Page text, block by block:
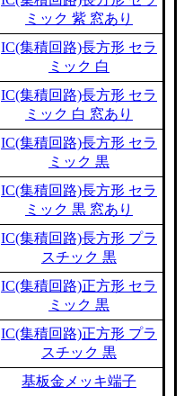
ミック 紫 窓あり
IC(集積回路)長方形 セラ
ミック 白
IC(集積回路)長方形 セラ
ミック 白 窓あり
IC(集積回路)長方形 セラ
ミック 黒
IC(集積回路)長方形 セラ
ミック 黒 窓あり
IC(集積回路)長方形 プラ
スチック 黒
IC(集積回路)正方形 セラ
ミック 黒
IC(集積回路)正方形 プラ
スチック 黒
基板金メッキ端子